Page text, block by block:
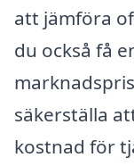
att jämföra
du också få
säkerställa
kostnad för